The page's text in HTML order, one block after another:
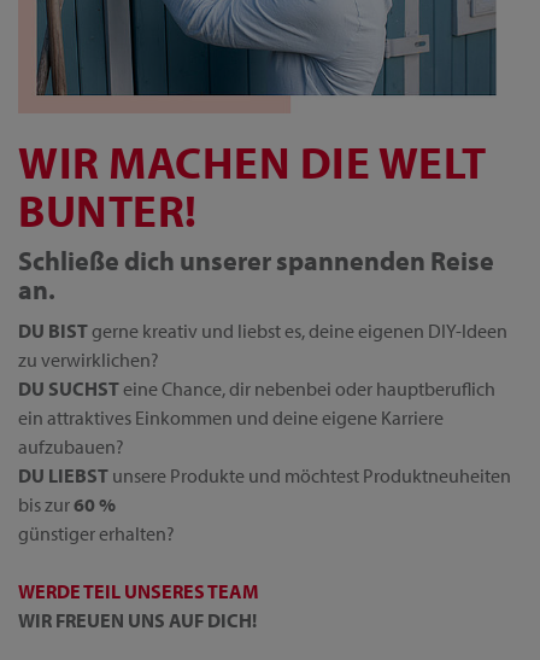
WIR MACHEN DIE WELT
BUNTER!
Schließe dich unserer spannenden Reise
an.
DU BISTgerne kreativ und liebst es, deine eigenen DIY-Ideen
zu verwirklichen?
DU SUCHSTeine Chance, dir nebenbei oder hauptberuflich
ein attraktives Einkommen und deine eigene Karriere
aufzubauen?
DU LIEBST unsere Produkte und möchtest Produktneuheiten
bis zur60 %
günstiger erhalten?
WERDE TEIL UNSERES TEAM
WIR FREUEN UNS AUF DICH!